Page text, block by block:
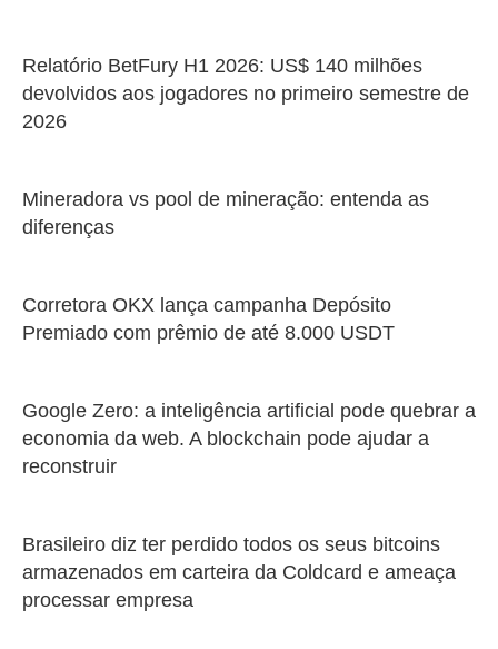
Relatório BetFury H1 2026: US$ 140 milhões
devolvidos aos jogadores no primeiro semestre de
2026
Mineradora vs pool de mineração: entenda as
diferenças
Corretora OKX lança campanha Depósito
Premiado com prêmio de até 8.000 USDT
Google Zero: a inteligência artificial pode quebrar a
economia da web. A blockchain pode ajudar a
reconstruir
Brasileiro diz ter perdido todos os seus bitcoins
armazenados em carteira da Coldcard e ameaça
processar empresa